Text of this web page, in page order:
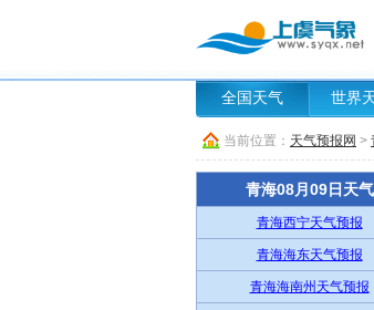
全国天气 世界
当前位置： 天气预报网 >
青海08月09日天气
青海西宁天气预报
青海海东天气预报
青海海南州天气预报